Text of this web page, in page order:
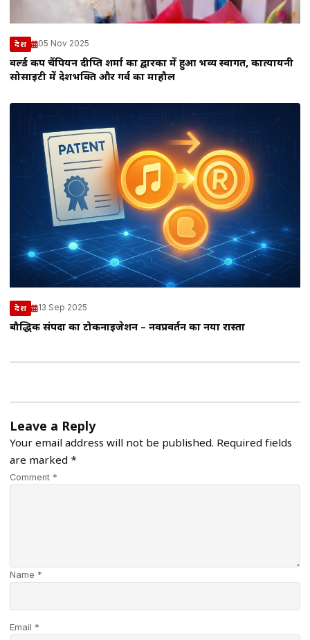
देश 05 Nov 2025
वर्ल्ड कप चैंपियन दीप्ति शर्मा का द्वारका में हुआ भव्य स्वागत, कात्यायनी
सोसाइटी में देशभक्ति और गर्व का माहौल
देश 13 Sep 2025
बौद्धिक संपदा का टोकनाइजेशन – नवप्रवर्तन का नया रास्ता
Leave a Reply
Your email address will not be published. Required fields
are marked *
Comment *
Name *
Email *